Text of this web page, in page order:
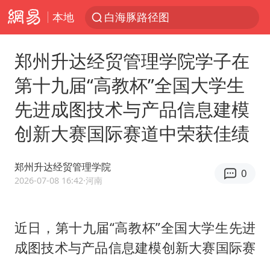
本地
白海豚路径图
4.2平卫生间补漏注胶花1.55万
武汉3名城管协管员殴打摊主被刑拘
律师谈贾冰私人饭局被偷拍
男子结婚8年3个女儿都不是亲生
面对面丨蔡磊：与渐冻症抗争 纵使不敌 也不屈服
手机真会“偷听”我们说话吗
加沙约14万栋建筑被完全摧毁
郑州升达经贸管理学院学子在
第十九届“高教杯”全国大学生
先进成图技术与产品信息建模
创新大赛国际赛道中荣获佳绩
郑州升达经贸管理学院
2026-07-08 16:42·河南
0
近日，第十九届“高教杯”全国大学生先进
成图技术与产品信息建模创新大赛国际赛